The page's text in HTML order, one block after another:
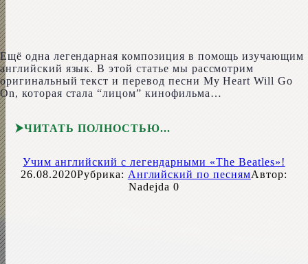
Ещё одна легендарная композиция в помощь изучающим
английский язык. В этой статье мы рассмотрим
оригинальный текст и перевод песни My Heart Will Go
On, которая стала “лицом” кинофильма…
ЧИТАТЬ ПОЛНОСТЬЮ
Учим английский с легендарными «The Beatles»!
26.08.2020Рубрика: Английский по песнямАвтор:
Nadejda 0